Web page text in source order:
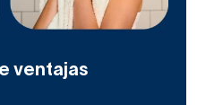
ventajas